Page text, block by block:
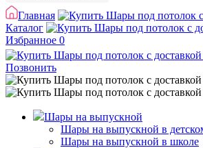
Главная
Каталог
Избранное 0
Позвонить
Шары на выпускной
Шары на выпускной в
Шары на выпускной в школе